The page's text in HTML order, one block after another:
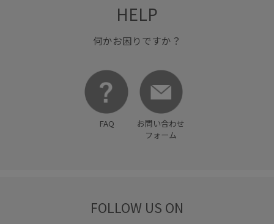
HELP
何かお困りですか？
FAQ
お問い合わせ
フォーム
FOLLOW US ON